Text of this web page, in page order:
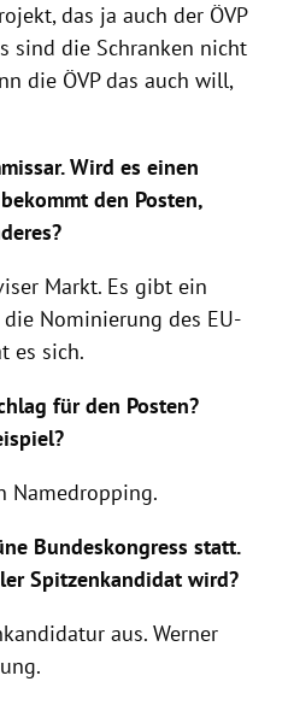
das ja auch der ÖVP
sind die Schranken nicht
die ÖVP das auch will,
Wird es einen
den Posten,
Markt. Es gibt ein
Nominierung des EU-
es sich.
für den Posten?
Namedropping.
Bundeskongress statt.
Spitzenkandidat wird?
aus. Werner